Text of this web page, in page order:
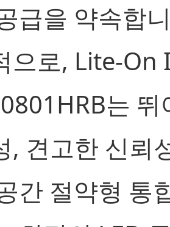
급을 약속합
으로, Lite-On
는 뛰
, 견고한 신뢰
간 절약형 통